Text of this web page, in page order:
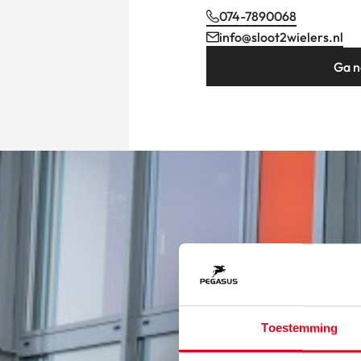
Toestemming
074-7890068
info@sloot2wielers.nl
Ga